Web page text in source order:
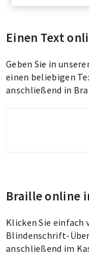
Einen Text
Geben Sie in
einen beliebigen
anschließend in
Braille online
Klicken Sie einfach
Blindenschrift-
anschließend im